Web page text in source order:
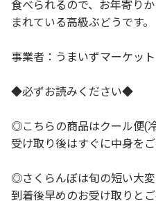
食べられるので、お年寄り
まれている高級ぶどうです。
事業者：うまいずマーケット
◆必ずお読みください◆
◎こちらの商品はクール便(
受け取り後はすぐに中身をご
◎さくらんぼは旬の短い大変
到着後早めのお受け取りと